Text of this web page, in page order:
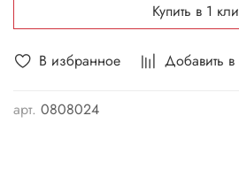
В избранное Добавить
арт. 0808024
Купить в 1